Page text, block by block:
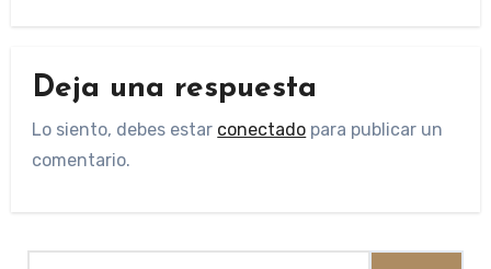
Deja una respuesta
Lo siento, debes estar conectado para publicar un
comentario.